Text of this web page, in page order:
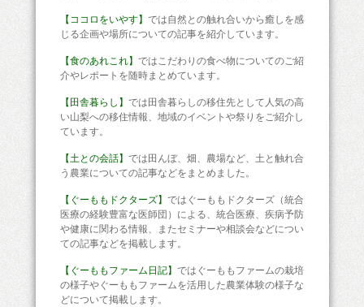
【ココロをいやす】 では自然との触れ合いから癒しを感
じる企画や場所についての記事を紹介しています。
【食のあれこれ】 ではこだわりの食べ物についてのご紹
介やレポートを随時まとめています。
【田舎暮らし】 では田舎暮らしの移住先として人気の高
い山梨への移住情報、地域のイベントや祭りをご紹介し
ています。
【土との会話】 では田んぼ、畑、農場など、土と触れ合
う農業についての記事などをまとめました。
【ぐーももドクターズ】 ではぐーももドクターズ（統合
医療の経験豊富な医師団）による、統合医療、疾病予防
や健康に関わる情報、またセミナーや相談会などについ
ての記事などを掲載します。
【ぐーももファーム日記】 ではぐーももファームの栽培
の様子やぐーももファームを活用した農業体験の様子な
どについて掲載します。